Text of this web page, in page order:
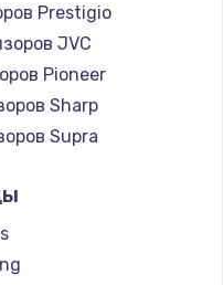
Prestigio
JVC
Pioneer
Sharp
Supra
Hisense
Daewoo
Centek